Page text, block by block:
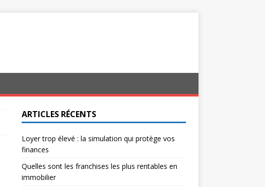
ARTICLES RÉCENTS
Loyer trop élevé : la simulation qui protège vos
finances
Quelles sont les franchises les plus rentables en
immobilier